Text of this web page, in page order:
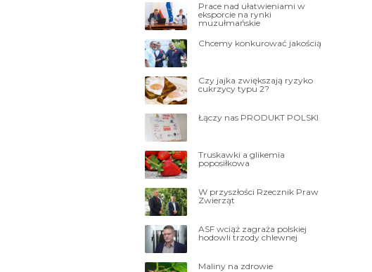
Prace nad ułatwieniami w
eksporcie na rynki
muzułmańskie
Chcemy konkurować jakością
Czy jajka zwiększają ryzyko
cukrzycy typu 2?
Łączy nas PRODUKT POLSKI
Truskawki a glikemia
poposiłkowa
W przyszłości Rzecznik Praw
Zwierząt
ASF wciąż zagraża polskiej
hodowli trzody chlewnej
Maliny na zdrowie